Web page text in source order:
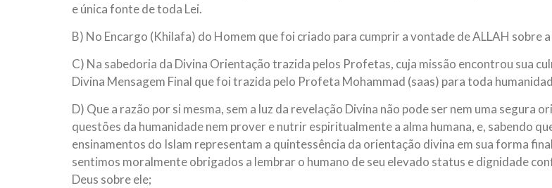
e única fonte de toda Lei.
B) No Encargo (Khilafa) do Homem que foi criado para cumprir a vontade de ALLAH sobre
C) Na sabedoria da Divina Orientação trazida pelos Profetas, cuja missão encontrou sua
Divina Mensagem Final que foi trazida pelo Profeta Mohammad (saas) para toda
D) Que a razão por si mesma, sem a luz da revelação Divina não pode ser nem uma segura
questões da humanidade nem prover e nutrir espiritualmente a alma humana, e, sabendo
ensinamentos do Islam representam a quintessência da orientação divina em sua forma
sentimos moralmente obrigados a lembrar o humano de seu elevado status e dignidade
Deus sobre ele;